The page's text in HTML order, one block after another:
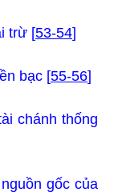
trừ [53-54]
bạc [55-56]
chánh thống
gốc của